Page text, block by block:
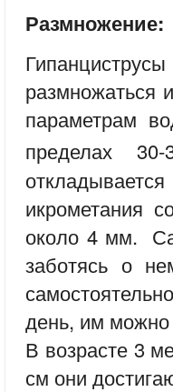
Размножение:
размножаться
параметрам
пределах 30-
икрометания
около 4 мм.
заботясь о
день, им можно
В возрасте 3
см они